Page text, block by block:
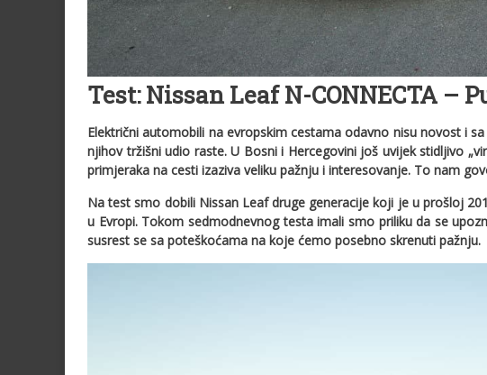
Test: Nissan Leaf N-CONNECTA –
Električni automobili na evropskim cestama odavno nisu novost i
njihov tržišni udio raste. U Bosni i Hercegovini još uvijek stidljivo
primjeraka na cesti izaziva veliku pažnju i interesovanje. To nam
Na test smo dobili Nissan Leaf druge generacije koji je u prošloj
u Evropi. Tokom sedmodnevnog testa imali smo priliku da se
susrest se sa poteškoćama na koje ćemo posebno skrenuti pažnju.